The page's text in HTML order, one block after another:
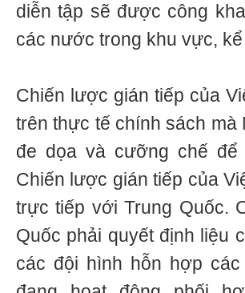
diễn tập sẽ được công
các nước trong khu vực,
Chiến lược gián tiếp của
trên thực tế chính sách
đe dọa và cưỡng chế để
Chiến lược gián tiếp của
trực tiếp với Trung Quốc.
Quốc phải quyết định liệu
các đội hình hỗn hợp